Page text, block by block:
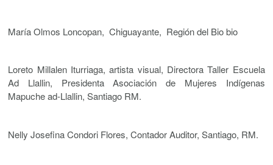
María Olmos Loncopan, Chiguayante, Región del Bio bio
Loreto Millalen Iturriaga, artista visual, Directora Taller Escuela
Ad Llallin, Presidenta Asociación de Mujeres Indígenas
Mapuche ad-Llallin, Santiago RM.
Nelly Josefina Condori Flores, Contador Auditor, Santiago, RM.